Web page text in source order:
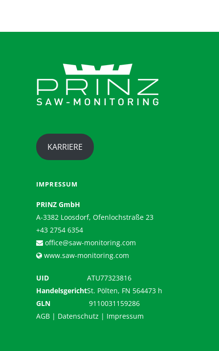
KARRIERE
IMPRESSUM
PRINZ GmbH
A-3382 Loosdorf, Ofenlochstraße 23
+43 2754 6354
office@saw-monitoring.com
www.saw-monitoring.com
UID
ATU77323816
HandelsgerichtSt. Pölten, FN 564473 h
GLN
9110031159286
AGB | Datenschutz | Impressum